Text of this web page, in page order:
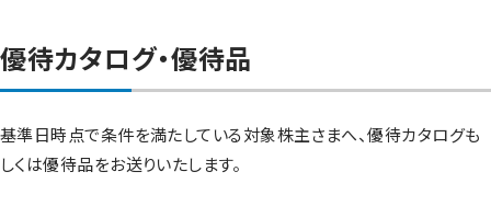
優待カタログ・優待品
基準日時点で条件を満たしている対象株主さまへ、優待カタログも
しくは優待品をお送りいたします。